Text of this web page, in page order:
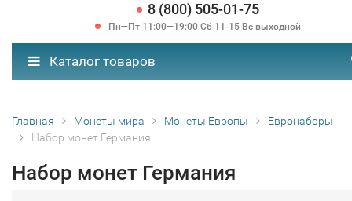
8 (800) 505-01-75
Пн—Пт 11:00—19:00 Сб 11-15 Вс выходной
Каталог товаров
Главная Монеты мира Монеты Европы
Евронаборы
Набор монет Германия
Набор монет Германия